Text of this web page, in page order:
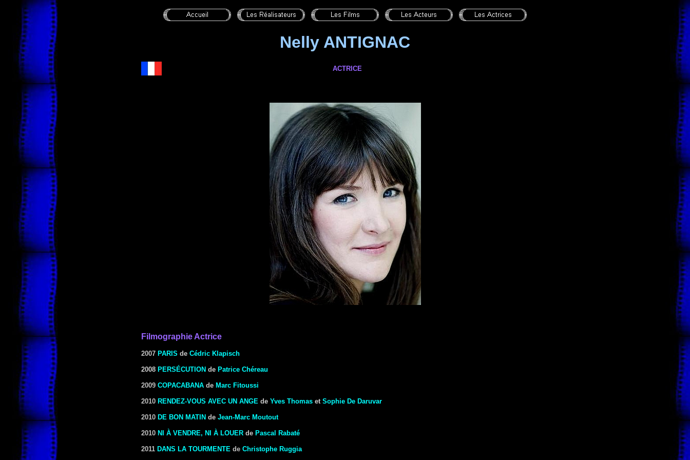
Nelly ANTIGNAC
ACTRICE
Filmographie Actrice
2007 PARIS de Cédric Klapisch
2008 PERSÉCUTION de Patrice Chéreau
2009 COPACABANA de Marc Fitoussi
2010 RENDEZ-VOUS AVEC UN ANGE de Yves Thomas et Sophie De Daruvar
2010 DE BON MATIN de Jean-Marc Moutout
2010 NI À VENDRE, NI À LOUER de Pascal Rabaté
2011 DANS LA TOURMENTE de Christophe Ruggia